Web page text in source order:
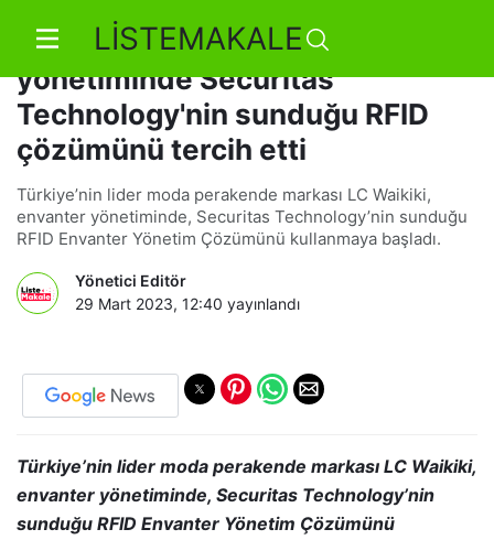
LİSTEMAKALE
LC Waikiki, envanter
yönetiminde Securitas
Technology'nin sunduğu RFID
çözümünü tercih etti
Türkiye’nin lider moda perakende markası LC Waikiki,
envanter yönetiminde, Securitas Technology’nin sunduğu
RFID Envanter Yönetim Çözümünü kullanmaya başladı.
Yönetici Editör
29 Mart 2023, 12:40 yayınlandı
Türkiye’nin lider moda perakende markası LC Waikiki,
envanter yönetiminde, Securitas Technology’nin
sunduğu RFID Envanter Yönetim Çözümünü